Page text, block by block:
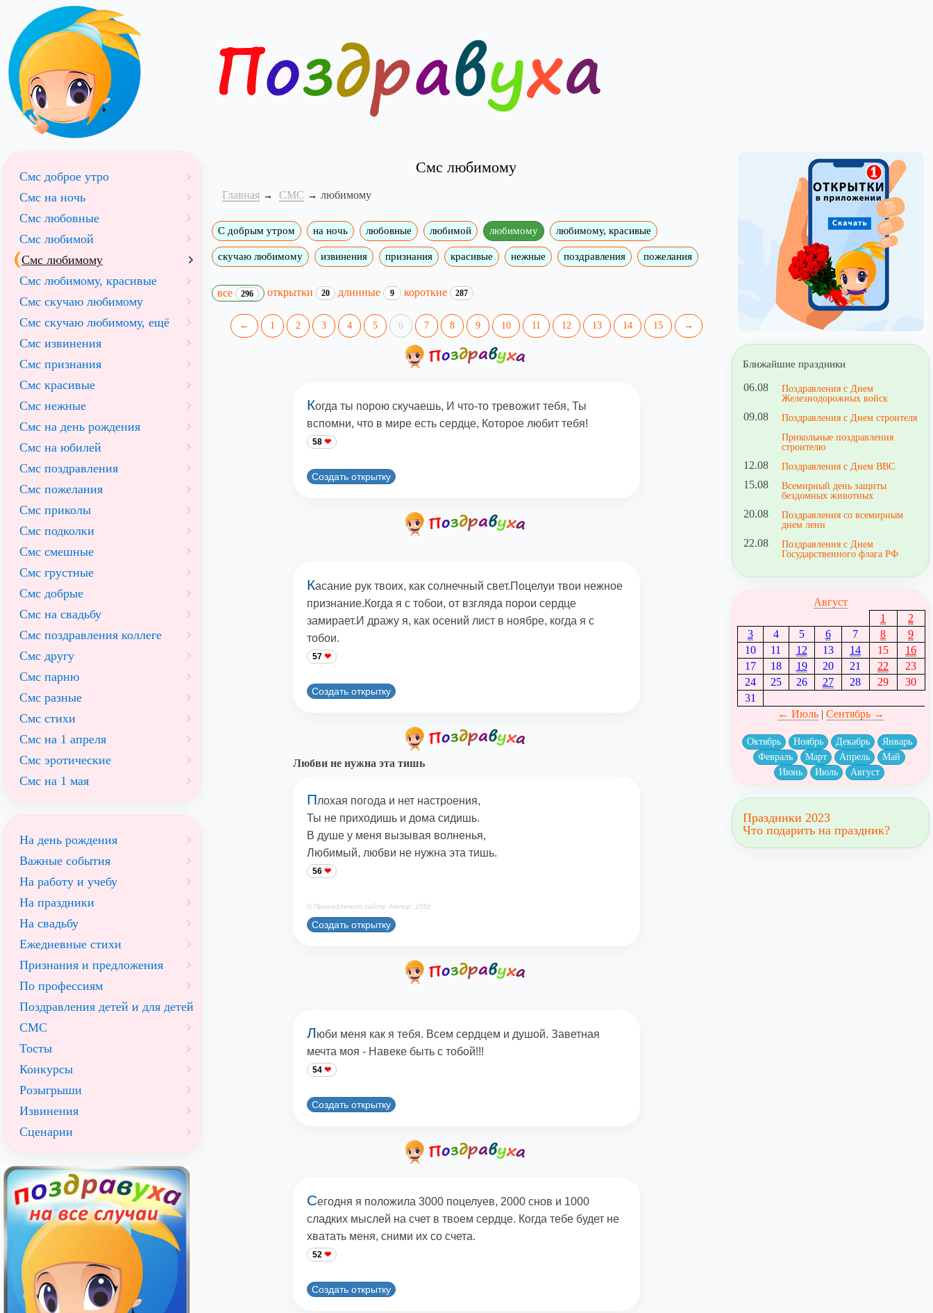
Смс любимому
Главная СМС любимому
С добрым утром на ночь любовные любимой любимому любимому, красивые
скучаю любимому извинения признания красивые нежные поздравления пожелания
все 296 открытки 20 длинные 9 короткие 287
← 1 2 3 4 5 6 7 8 9 10 11 12 13 14 15 →
Когда ты порою скучаешь, И что-то тревожит тебя, Ты
вспомни, что в мире есть сердце, Которое любит тебя!
58
Создать открытку
Касание рук твоих, как солнечный свет.Поцелуи твои нежное
признание.Когда я с тобои, от взгляда порои сердце
замирает.И дражу я, как осений лист в ноябре, когда я с
тобои.
57
Создать открытку
Любви не нужна эта тишь
Плохая погода и нет настроения,
Ты не приходишь и дома сидишь.
В душе у меня вызывая волненья,
Любимый, любви не нужна эта тишь.
56
© Принадлежит сайту. Автор: z55z
Создать открытку
Люби меня как я тебя. Всем сердцем и душой. Заветная
мечта моя - Навеке быть с тобой!!!
54
Создать открытку
Сегодня я положила 3000 поцелуев, 2000 снов и 1000
сладких мыслей на счет в твоем сердце. Когда тебе будет не
хватать меня, сними их со счета.
52
Создать открытку
Смс доброе утро
Смс на ночь
Смс любовные
Смс любимой
Смс любимому
Смс любимому, красивые
Смс скучаю любимому
Смс скучаю любимому, ещё
Смс извинения
Смс признания
Смс красивые
Смс нежные
Смс на день рождения
Смс на юбилей
Смс поздравления
Смс пожелания
Смс приколы
Смс подколки
Смс смешные
Смс грустные
Смс добрые
Смс на свадьбу
Смс поздравления коллеге
Смс другу
Смс парню
Смс разные
Смс стихи
Смс на 1 апреля
Смс эротические
Смс на 1 мая
На день рождения
Важные события
На работу и учебу
На праздники
На свадьбу
Ежедневные стихи
Признания и предложения
По профессиям
Поздравления детей и для детей
СМС
Тосты
Конкурсы
Розыгрыши
Извинения
Сценарии
Ближайшие праздники
06.08
Поздравления с Днем
Железнодорожных войск
09.08
Поздравления с Днем строителя
Прикольные поздравления
строителю
12.08 Поздравления с Днем ВВС
15.08
Всемирный день защиты
бездомных животных
20.08
Поздравления со всемирным
днем лени
22.08
Поздравления с Днем
Государственного флага РФ
Август
1
2
3
4 5 6 7 8
9
10
11 12 13 14 15
16
17
18 19 20 21 22
23
24
25 26 27 28 29
30
31
← Июль| Сентябрь →
Октябрь Ноябрь Декабрь
Январь
Февраль
Март Апрель
Май
Июнь
Июль Август
Праздники 2023
Что подарить на праздник?